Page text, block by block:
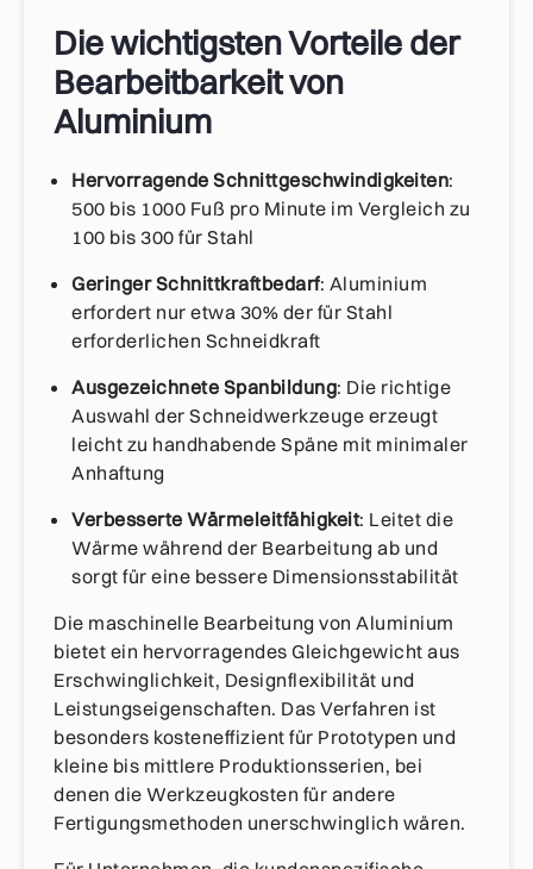
Die wichtigsten Vorteile der
Bearbeitbarkeit von
Aluminium
Hervorragende Schnittgeschwindigkeiten:
500 bis 1000 Fuß pro Minute im Vergleich zu
100 bis 300 für Stahl
Geringer Schnittkraftbedarf: Aluminium
erfordert nur etwa 30% der für Stahl
erforderlichen Schneidkraft
Ausgezeichnete Spanbildung: Die richtige
Auswahl der Schneidwerkzeuge erzeugt
leicht zu handhabende Späne mit minimaler
Anhaftung
Verbesserte Wärmeleitfähigkeit: Leitet die
Wärme während der Bearbeitung ab und
sorgt für eine bessere Dimensionsstabilität
Die maschinelle Bearbeitung von Aluminium
bietet ein hervorragendes Gleichgewicht aus
Erschwinglichkeit, Designflexibilität und
Leistungseigenschaften. Das Verfahren ist
besonders kosteneffizient für Prototypen und
kleine bis mittlere Produktionsserien, bei
denen die Werkzeugkosten für andere
Fertigungsmethoden unerschwinglich wären.